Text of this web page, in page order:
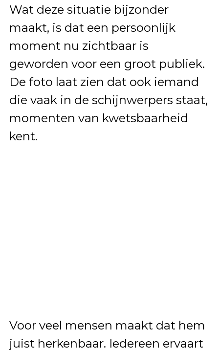
Wat deze situatie bijzonder
maakt, is dat een persoonlijk
moment nu zichtbaar is
geworden voor een groot publiek.
De foto laat zien dat ook iemand
die vaak in de schijnwerpers staat,
momenten van kwetsbaarheid
kent.
Voor veel mensen maakt dat hem
juist herkenbaar. Iedereen ervaart